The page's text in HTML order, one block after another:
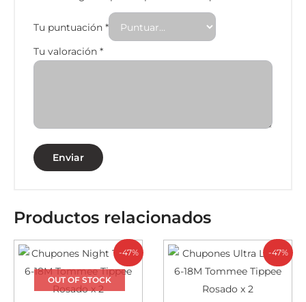
Tu puntuación*
Tu valoración*
Productos relacionados
-47%
OUT OF STOCK
-47%